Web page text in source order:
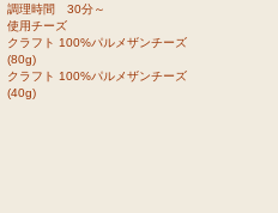
調理時間 30分～
使用チーズ
クラフト 100%パルメザンチーズ
(80g)
クラフト 100%パルメザンチーズ
(40g)